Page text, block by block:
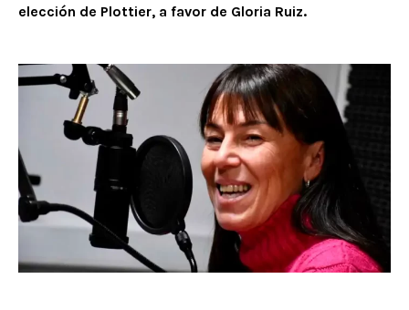
elección de Plottier, a favor de Gloria Ruiz.